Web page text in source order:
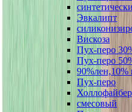
Эвкалипт
Вискоза
Пух-перо
Пух-перо
90%лен,10%
Пух-перо
Холлофайбер
смесовый